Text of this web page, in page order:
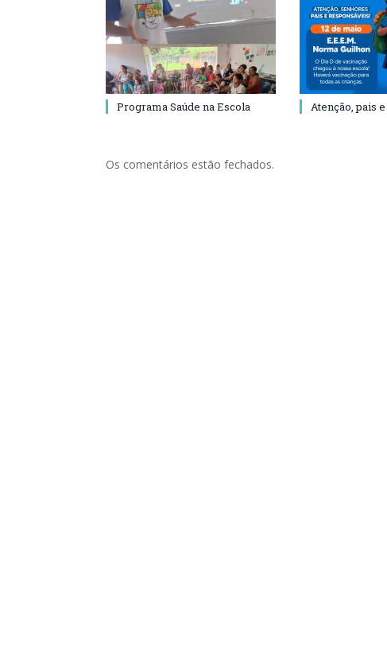
Programa Saúde na Escola Atenção, pais
Os comentários estão fechados.